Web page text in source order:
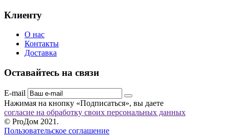
Клиенту
О нас
Контакты
Доставка
Оставайтесь на связи
E-mail
Нажимая на кнопку «Подписаться», вы даете
согласие на обработку своих персональных данных
© ProДом 2021.
Пользовательское соглашение